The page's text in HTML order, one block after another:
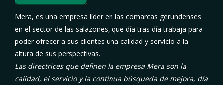
Mera, es una empresa líder en las comarcas gerundenses
en el sector de las salazones, que día tras día trabaja para
poder ofrecer a sus clientes una calidad y servicio a la
altura de sus perspectivas.
Las directrices que definen la empresa Mera son la
calidad, el servicio y la continua búsqueda de mejora, día